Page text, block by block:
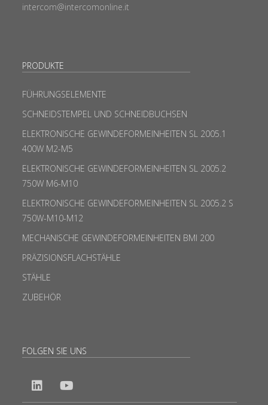
intercom@intercomonline.it
PRODUKTE
FÜHRUNGSELEMENTE
SCHNEIDSTEMPEL UND SCHNEIDBUCHSEN
ELEKTRONISCHE GEWINDEFORMEINHEITEN SL 2005.1
400W M2-M5
ELEKTRONISCHE GEWINDEFORMEINHEITEN SL 2005.2
750W M6-M10
ELEKTRONISCHE GEWINDEFORMEINHEITEN SL 2005.2 S
750W-M10-M12
MECHANISCHE GEWINDEFORMEINHEITEN BMI 200
PRÄZISIONSFLACHSTÄHLE
STÄHLE
ZUBEHÖR
FOLGEN SIE UNS